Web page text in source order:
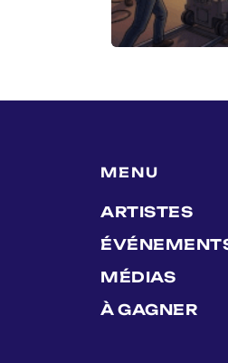
MENU
ARTISTES
MÉDIAS
À GAGNER